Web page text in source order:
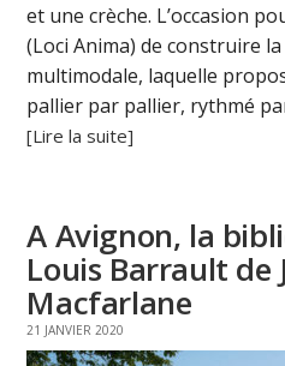
et une crèche. L’occasion
(Loci Anima) de construire
multimodale, laquelle
pallier par pallier, rythmé
[Lire la suite]
A Avignon, la
Louis Barrault de
Macfarlane
21 JANVIER 2020